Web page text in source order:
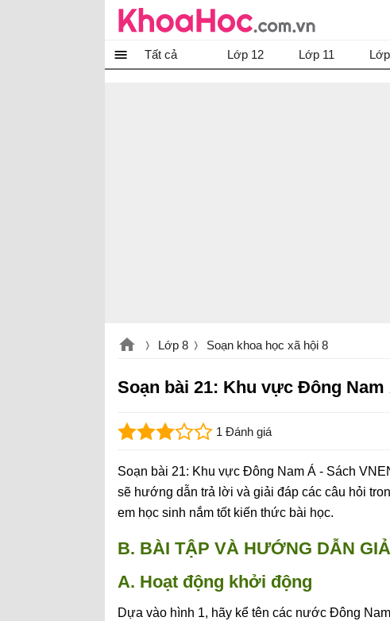
Tất cả Lớp 12 Lớp 11
Lớp 8 Soạn khoa học xã hội 8
Soạn bài 21: Khu vực Đông Nam
1 Đánh giá
Soạn bài 21: Khu vực Đông Nam Á - Sách
sẽ hướng dẫn trả lời và giải đáp các câu hỏi
em học sinh nắm tốt kiến thức bài học.
B. BÀI TẬP VÀ HƯỚNG DẪN
A. Hoạt động khởi động
Dựa vào hình 1, hãy kể tên các nước Đông